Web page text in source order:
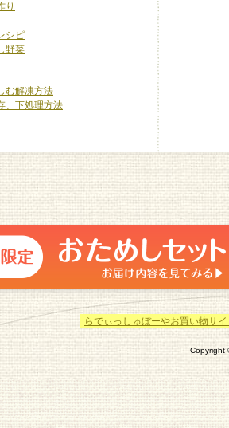
り
シピ
野菜
む解凍方法
、下処理方法
らでぃっしゅぼーやお買い物サ
Copyright